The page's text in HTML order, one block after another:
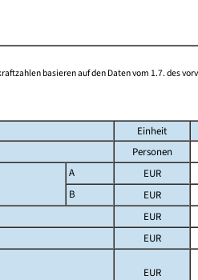
basieren auf den Daten vom 1.7. des
Einheit
Personen
A EUR
B
EUR
EUR
EUR
EUR